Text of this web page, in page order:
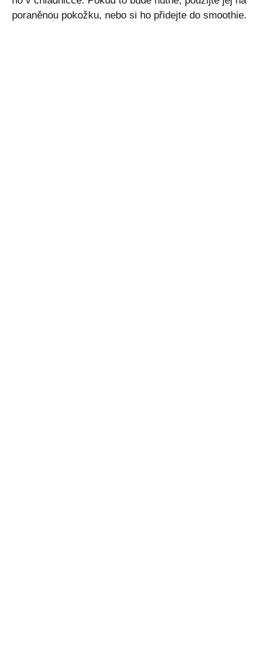
poraněnou pokožku, nebo si ho přidejte do smoothie.